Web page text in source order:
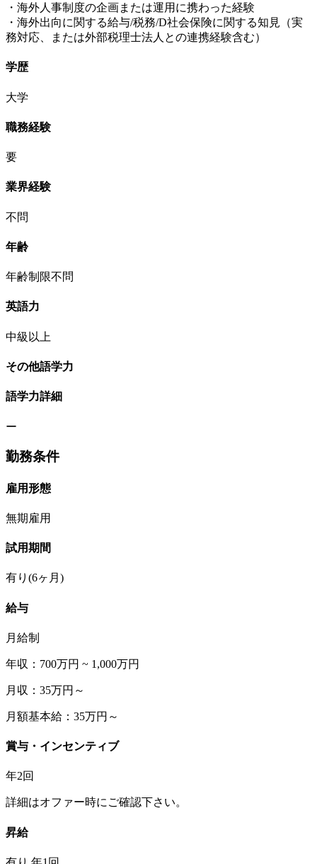
・海外人事制度の企画または運用に携わった経験
・海外出向に関する給与/税務/D社会保険に関する知見（実
務対応、または外部税理士法人との連携経験含む）
学歴
大学
職務経験
要
業界経験
不問
年齢
年齢制限不問
英語力
中級以上
その他語学力
語学力詳細
ー
勤務条件
雇用形態
無期雇用
試用期間
有り(6ヶ月)
給与
月給制
年収：700万円 ~ 1,000万円
月収：35万円～
月額基本給：35万円～
賞与・インセンティブ
年2回
詳細はオファー時にご確認下さい。
昇給